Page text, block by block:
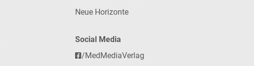
Neue Horizonte
Social Media
/MedMediaVerlag